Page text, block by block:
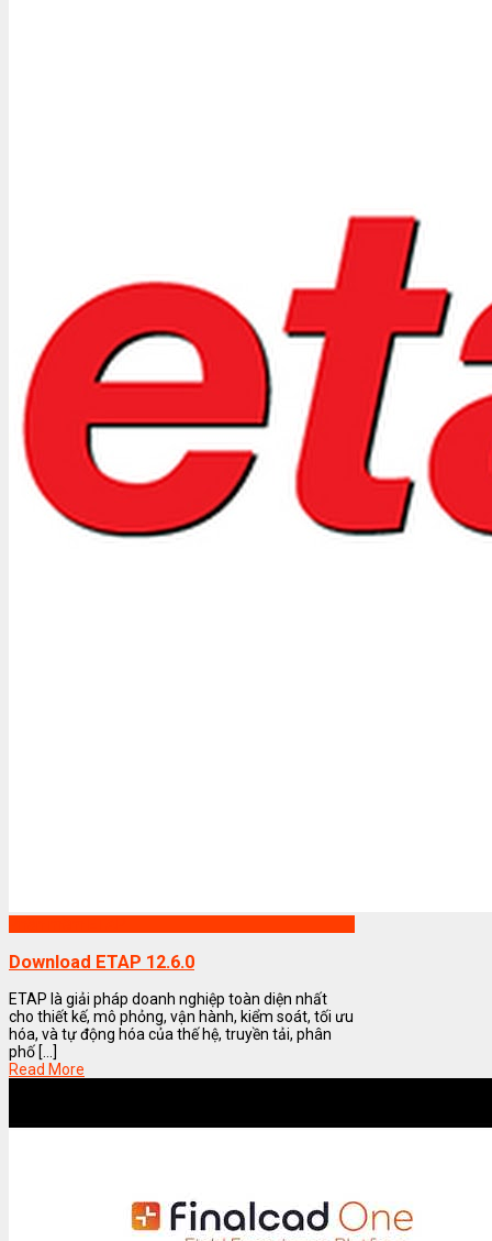
Download ETAP 12.6.0
ETAP là giải pháp doanh nghiệp toàn diện nhất
cho thiết kế, mô phỏng, vận hành, kiểm soát, tối ưu
hóa, và tự động hóa của thế hệ, truyền tải, phân
phố [...]
Read More